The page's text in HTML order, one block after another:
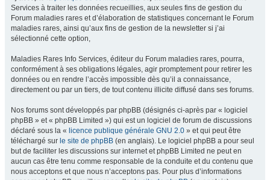
Services à traiter les données recueillies, aux seules fins de gestion du
Forum maladies rares et d’élaboration de statistiques concernant le Forum
maladies rares, ainsi qu’aux fins de gestion de la newsletter si j’ai
sélectionné cette option,
Maladies Rares Info Services, éditeur du Forum maladies rares, pourra,
conformément à ses obligations légales, agir promptement pour retirer les
données ou en rendre l’accès impossible dès qu’il a connaissance,
directement ou par un tiers, de tout contenu illicite diffusé dans ses forums.
Nos forums sont développés par phpBB (désignés ci-après par « logiciel
phpBB » et « phpBB Limited ») qui est un logiciel de forum de discussions
déclaré sous la « licence publique générale GNU 2.0 » et qui peut être
téléchargé sur le site de phpBB (en anglais). Le logiciel phpBB a pour seul
but de faciliter les discussions sur internet et phpBB Limited ne peut en
aucun cas être tenu comme responsable de la conduite et du contenu que
nous acceptons et que nous n’acceptons pas. Pour plus d’informations